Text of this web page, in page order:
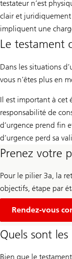
testateur n’est
clair et juridiquement
impliquent une
Le testament
Dans les situations
vous n’êtes plus en
Il est important à cet
responsabilité de
d’urgence prend fin
d’urgence perd sa
Prenez votre
Pour le pilier 3a, la
objectifs, étape par
Rendez-vous
Quels sont
Bien que le